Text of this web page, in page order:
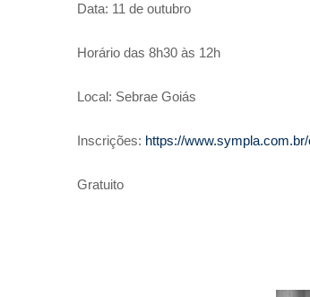
Data: 11 de outubro
Horário das 8h30 às 12h
Local: Sebrae Goiás
Inscrições: https://
Gratuito